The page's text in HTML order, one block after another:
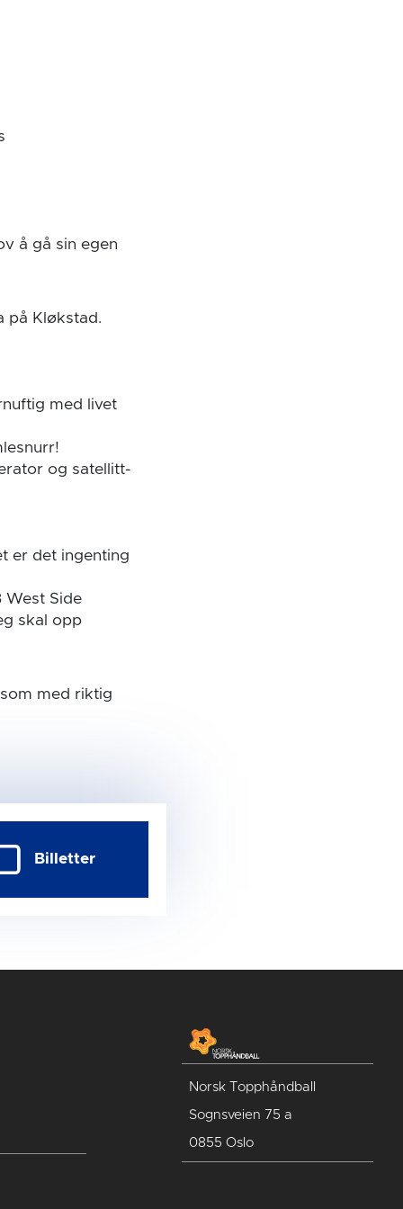
å gå sin egen
på Kløkstad.
med livet
og satellitt-
er det ingenting
West Side
skal opp
med riktig
Billetter
Norsk Topphåndball
Sognsveien 75 a
0855 Oslo